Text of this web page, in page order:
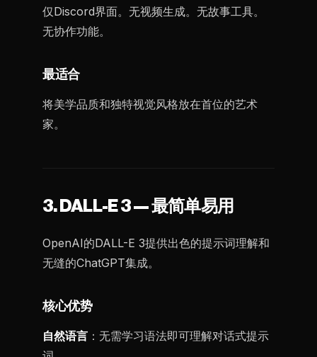
仅Discord界面。无视频生成。无故事工具。
无协作功能。
最适合
将美学品质和独特视觉风格放在首位的艺术
家。
3. DALL-E 3 — 最简单易用
OpenAI的DALL-E 3提供出色的提示词理解和
无缝的ChatGPT集成。
核心优势
自然语言 ：无需学习语法即可理解对话式提示